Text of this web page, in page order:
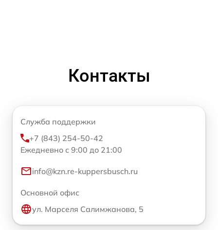
Контакты
Служба поддержки
+7 (843) 254-50-42
Ежедневно с 9:00 до 21:00
info@kzn.re-kuppersbusch.ru
Основной офис
ул. Марселя Салимжанова, 5